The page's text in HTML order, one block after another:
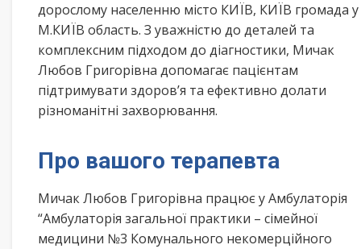
дорослому населенню місто КИЇВ, КИЇВ громада у
М.КИЇВ область. З уважністю до деталей та
комплексним підходом до діагностики, Мичак
Любов Григорівна допомагає пацієнтам
підтримувати здоров’я та ефективно долати
різноманітні захворювання.
Про вашого терапевта
Мичак Любов Григорівна працює у Амбулаторія
“Амбулаторія загальної практики – сімейної
медицини №3 Комунального некомерційного